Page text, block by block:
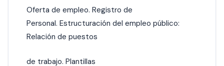
Oferta de empleo. Registro de
Personal. Estructuración del empleo público:
Relación de puestos
de trabajo. Plantillas